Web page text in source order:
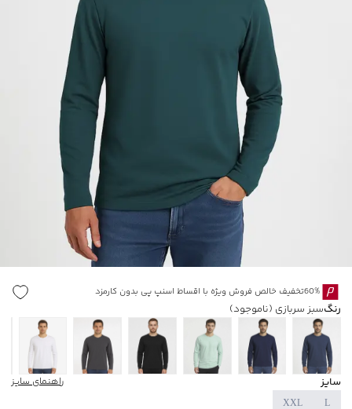
60%تخفیف خالص فروش ویژه با اقساط اسنپ پی بدون کارمزد
رنگسبز سربازی (ناموجود)
سایز
راهنمای سایز
L
XXL